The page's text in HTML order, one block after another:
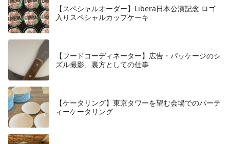
【スペシャルオーダー】Libera日本公演記念 ロゴ
入りスペシャルカップケーキ
【フードコーディネーター】広告・パッケージのシ
ズル撮影、裏方としての仕事
【ケータリング】東京タワーを望む会場でのパーテ
ィーケータリング